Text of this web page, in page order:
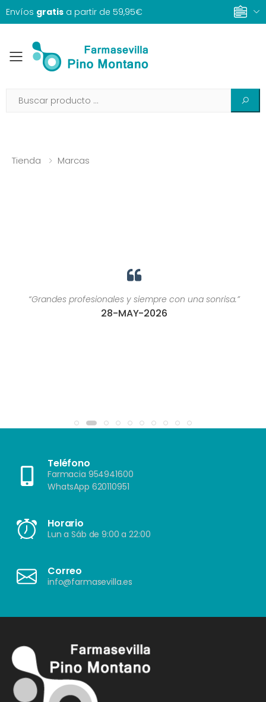
Envíos gratis a partir de 59,95€
Toggle mobile menu
Tienda Marcas
“Grandes profesionales y siempre con una sonrisa.”
28-MAY-2026
Teléfono
Farmacia 954941600
WhatsApp 620110951
Horario
Lun a Sáb de 9:00 a 22:00
Correo
info@farmasevilla.es